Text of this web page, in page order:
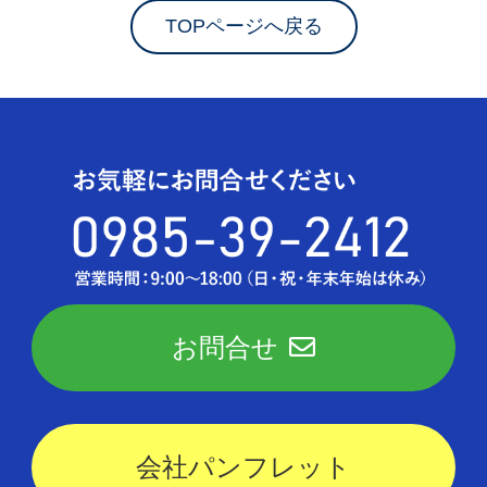
TOPページへ戻る
お問合せ
会社パンフレット